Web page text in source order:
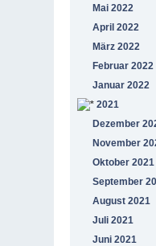
Mai 2022
April 2022
März 2022
Februar 2022
Januar 2022
2021
Dezember
November
Oktober 2021
September
August 2021
Juli 2021
Juni 2021